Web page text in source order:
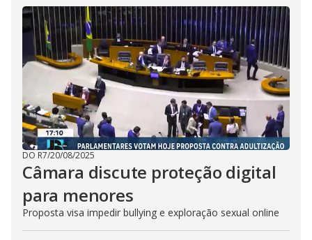
DO R7/20/08/2025
Câmara discute proteção digital
para menores
Proposta visa impedir bullying e exploração sexual online